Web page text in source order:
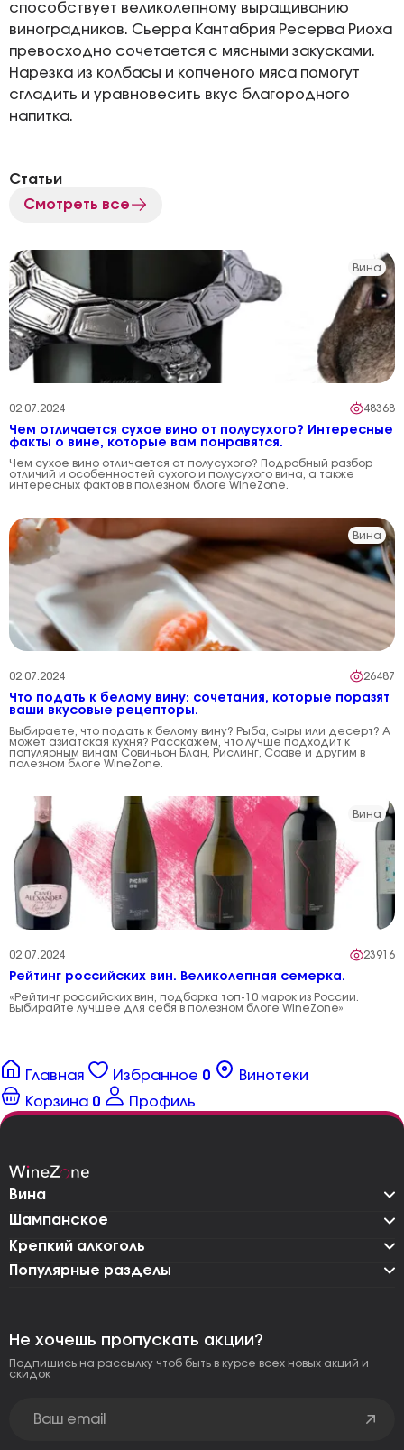
способствует великолепному выращиванию
виноградников. Сьерра Кантабрия Ресерва Риоха
превосходно сочетается с мясными закусками.
Нарезка из колбасы и копченого мяса помогут
сгладить и уравновесить вкус благородного
напитка.
Статьи
Смотреть все
Вина
02.07.2024 48368
Чем отличается сухое вино от полусухого? Интересные
факты о вине, которые вам понравятся.
Чем сухое вино отличается от полусухого? Подробный разбор
отличий и особенностей сухого и полусухого вина, а также
интересных фактов в полезном блоге WineZone.
Вина
02.07.2024 26487
Что подать к белому вину: сочетания, которые поразят
ваши вкусовые рецепторы.
Выбираете, что подать к белому вину? Рыба, сыры или десерт? А
может азиатская кухня? Расскажем, что лучше подходит к
популярным винам Совиньон Блан, Рислинг, Соаве и другим в
полезном блоге WineZone.
Вина
02.07.2024 23916
Рейтинг российских вин. Великолепная семерка.
«Рейтинг российских вин, подборка топ-10 марок из России.
Выбирайте лучшее для себя в полезном блоге WineZone»
Главная Избранное 0
Винотеки
Корзина 0 Профиль
Вина
Шампанское
Крепкий алкоголь
Популярные разделы
Не хочешь пропускать акции?
Подпишись на рассылку чтоб быть в курсе всех новых акций и
скидок